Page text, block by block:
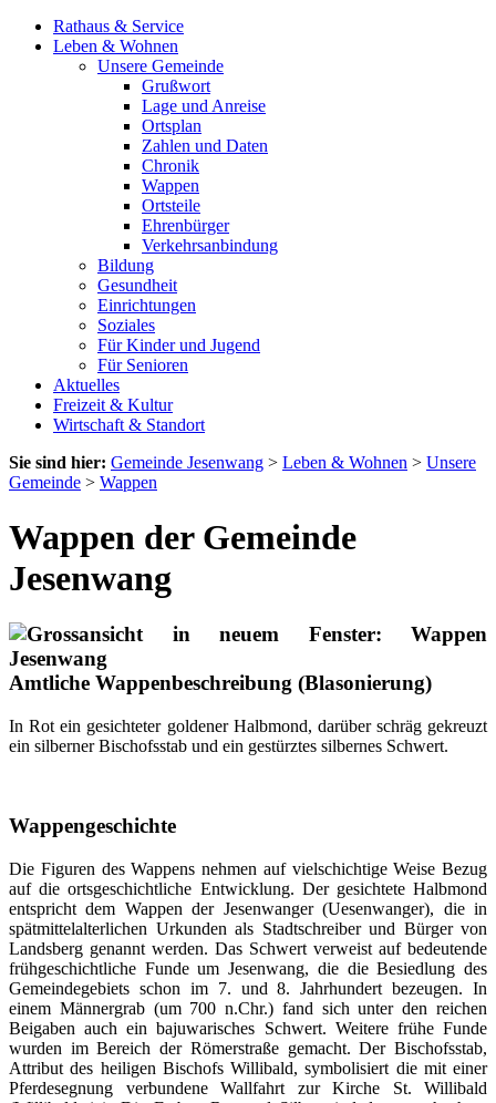
Rathaus & Service
Leben & Wohnen
Unsere Gemeinde
Grußwort
Lage und Anreise
Ortsplan
Zahlen und Daten
Chronik
Wappen
Ortsteile
Ehrenbürger
Verkehrsanbindung
Bildung
Gesundheit
Einrichtungen
Soziales
Für Kinder und Jugend
Für Senioren
Aktuelles
Freizeit & Kultur
Wirtschaft & Standort
Sie sind hier: Gemeinde Jesenwang > Leben & Wohnen > Unsere
Gemeinde > Wappen
Wappen der Gemeinde
Jesenwang
Amtliche Wappenbeschreibung (Blasonierung)
In Rot ein gesichteter goldener Halbmond, darüber schräg gekreuzt
ein silberner Bischofsstab und ein gestürztes silbernes Schwert.
Wappengeschichte
Die Figuren des Wappens nehmen auf vielschichtige Weise Bezug
auf die ortsgeschichtliche Entwicklung. Der gesichtete Halbmond
entspricht dem Wappen der Jesenwanger (Uesenwanger), die in
spätmittelalterlichen Urkunden als Stadtschreiber und Bürger von
Landsberg genannt werden. Das Schwert verweist auf bedeutende
frühgeschichtliche Funde um Jesenwang, die die Besiedlung des
Gemeindegebiets schon im 7. und 8. Jahrhundert bezeugen. In
einem Männergrab (um 700 n.Chr.) fand sich unter den reichen
Beigaben auch ein bajuwarisches Schwert. Weitere frühe Funde
wurden im Bereich der Römerstraße gemacht. Der Bischofsstab,
Attribut des heiligen Bischofs Willibald, symbolisiert die mit einer
Pferdesegnung verbundene Wallfahrt zur Kirche St. Willibald